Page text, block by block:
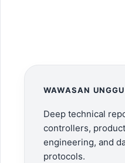
WAWASAN
Deep technical
controllers,
engineering, and
protocols.